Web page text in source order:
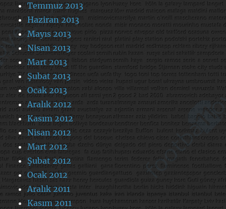
Temmuz 2013
Haziran 2013
Mayıs 2013
Nisan 2013
Mart 2013
Şubat 2013
Ocak 2013
Aralık 2012
Kasım 2012
Nisan 2012
Mart 2012
Şubat 2012
Ocak 2012
Aralık 2011
Kasım 2011